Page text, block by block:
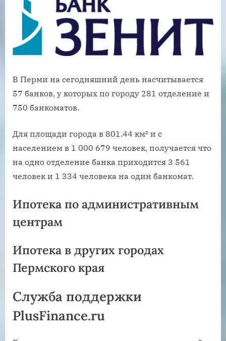
В Перми на сегодняшний день насчитывается
57 банков, у которых по городу 281 отделение и
750 банкоматов.
Для площади города в 801.44 км² и с
населением в 1 000 679 человек, получается что
на одно отделение банка приходится 3 561
человек и 1 334 человека на один банкомат.
Ипотека по административным
центрам
Ипотека в других городах
Пермского края
Служба поддержки
PlusFinance.ru